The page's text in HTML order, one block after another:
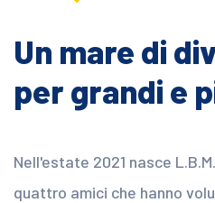
Un mare di
per grandi e
Nell'estate 2021 nasce
quattro amici che hanno